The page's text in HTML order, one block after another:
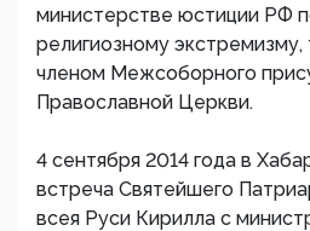
министерстве юстиции РФ
религиозному экстремизму,
членом Межсоборного
Православной Церкви.
4 сентября 2014 года в
встреча Святейшего
всея Руси Кирилла с